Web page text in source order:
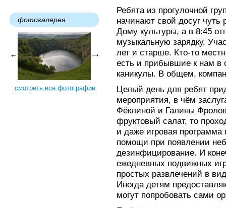
фотогалерея
смотреть все фотографии
Ребята из прогулочной
начинают свой досуг
Дому культуры, а в 8:45
музыкальную зарядку.
лет и старше. Кто-то
есть и прибывшие к нам в
каникулы. В общем,
Целый день для ребят
мероприятия, в чём
Фёклиной и Галины
фруктовый салат, то
и даже игровая
помощи при появлении
дезинфицирование. И
ежедневных подвижных
простых развлечений в
Иногда детям
могут попробовать сами